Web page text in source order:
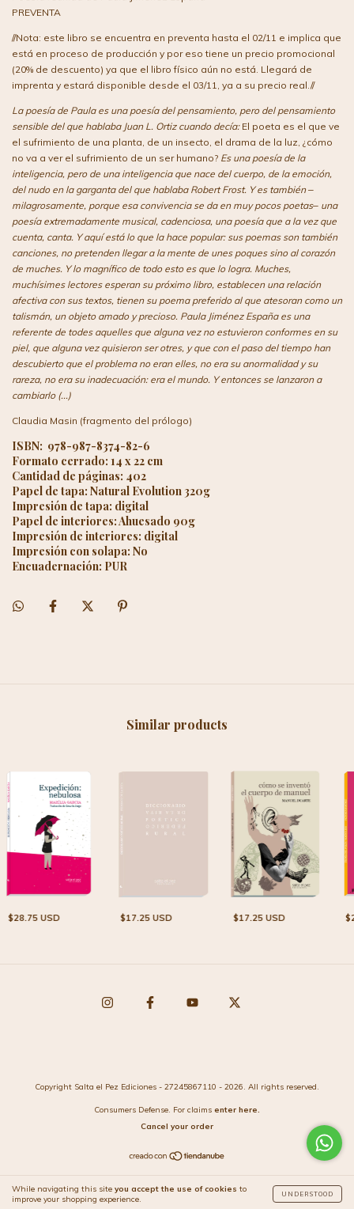
While navigating this site you accept the use of cookies to
improve your shopping experience.
UNDERSTOOD
PREVENTA
//Nota: este libro se encuentra en preventa hasta el 02/11 e implica que
está en proceso de producción y por eso tiene un precio promocional
(20% de descuento) ya que el libro físico aún no está. Llegará de
imprenta y estará disponible desde el 03/11, ya a su precio real.//
La poesía de Paula es una poesía del pensamiento, pero del pensamiento
sensible del que hablaba Juan L. Ortiz cuando decía: El poeta es el que ve
el sufrimiento de una planta, de un insecto, el drama de la luz, ¿cómo
no va a ver el sufrimiento de un ser humano? Es una poesía de la
inteligencia, pero de una inteligencia que nace del cuerpo, de la emoción,
del nudo en la garganta del que hablaba Robert Frost. Y es también ‒
milagrosamente, porque esa convivencia se da en muy pocos poetas‒ una
poesía extremadamente musical, cadenciosa, una poesía que a la vez que
cuenta, canta. Y aquí está lo que la hace popular: sus poemas son también
canciones, no pretenden llegar a la mente de unes poques sino al corazón
de muches. Y lo magnífico de todo esto es que lo logra. Muches,
muchísimes lectores esperan su próximo libro, establecen una relación
afectiva con sus textos, tienen su poema preferido al que atesoran como un
talismán, un objeto amado y precioso. Paula Jiménez España es una
referente de todes aquelles que alguna vez no estuvieron conformes en su
piel, que alguna vez quisieron ser otres, y que con el paso del tiempo han
descubierto que el problema no eran elles, no era su anormalidad y su
rareza, no era su inadecuación: era el mundo. Y entonces se lanzaron a
cambiarlo(...)
Claudia Masin (fragmento del prólogo)
ISBN: 978-987-8374-82-6
Formato cerrado: 14 x 22 cm
Cantidad de páginas: 402
Papel de tapa: Natural Evolution 320g
Impresión de tapa: digital
Papel de interiores: Ahuesado 90g
Impresión de interiores: digital
Impresión con solapa: No
Encuadernación: PUR
Similar products
$28.75 USD $17.25 USD $17.25 USD
Copyright Salta el Pez Ediciones - 27245867110 - 2026. All rights reserved.
Consumers Defense. For claims enter here.
Cancel your order